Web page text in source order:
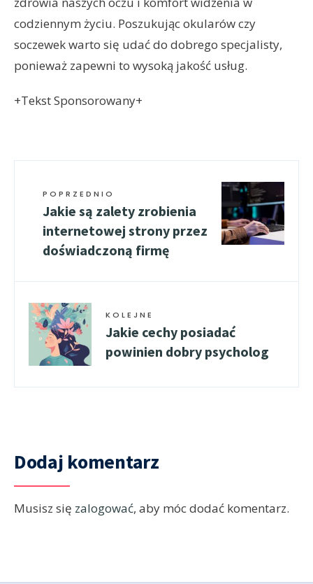
codziennym życiu. Poszukując okularów czy
soczewek warto się udać do dobrego specjalisty,
ponieważ zapewni to wysoką jakość usług.
+Tekst Sponsorowany+
POPRZEDNIO
Jakie są zalety zrobienia
internetowej strony przez
doświadczoną firmę
KOLEJNE
Jakie cechy posiadać
powinien dobry psycholog
Dodaj komentarz
Musisz się zalogować, aby móc dodać komentarz.